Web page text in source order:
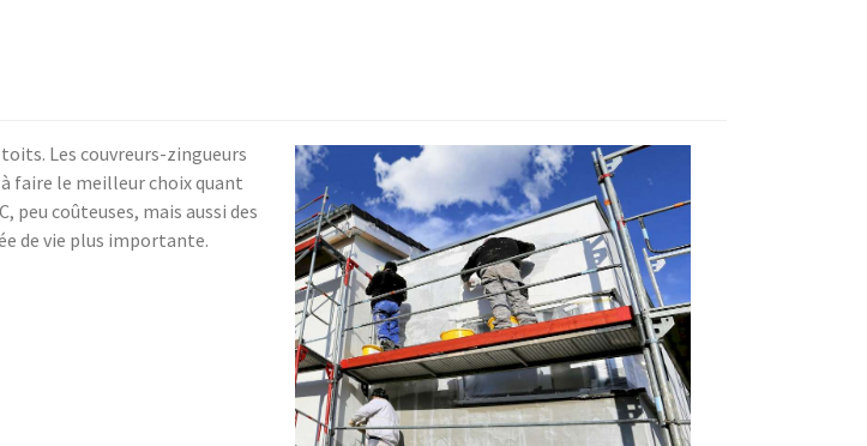
Les couvreurs-zingueurs
faire le meilleur choix quant
peu coûteuses, mais aussi des
de vie plus importante.